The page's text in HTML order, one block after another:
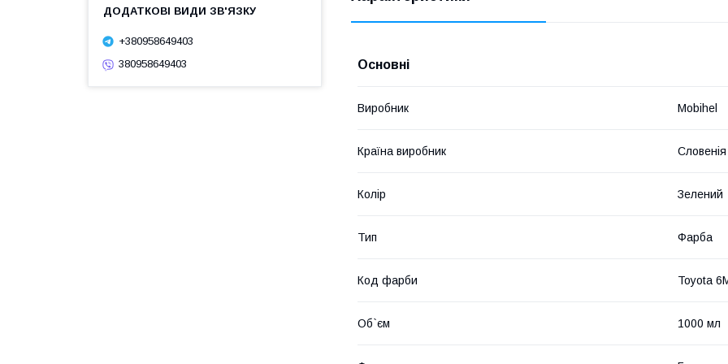
Основні
Виробник Mobihel
Країна виробник Словенія
Колір Зелений
Тип Фарба
Код фарби Toyota
Об`єм 1000 мл
+380958649403
380958649403